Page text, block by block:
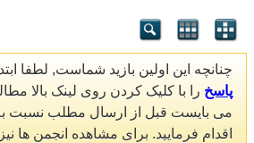
چنانچه این اولین بازید شماست, لطفا
پاسخ را با کلیک کردن روی لینک بالا
می بایست قبل از ارسال مطلب نسبت
اقدام فرمایید. برای مشاهده انجمن ها